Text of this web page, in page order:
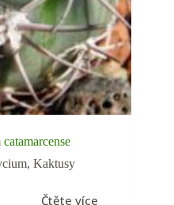
,Kaktusy
Čtěte více